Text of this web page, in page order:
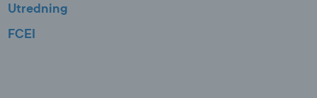
Utredning
FCEI